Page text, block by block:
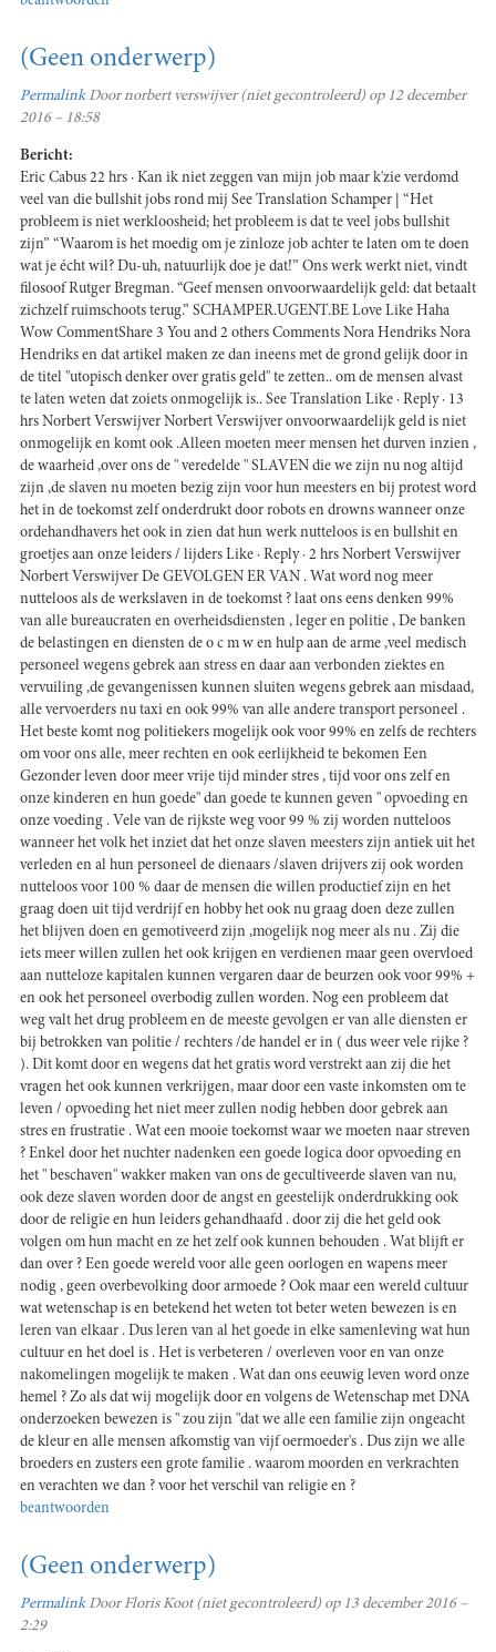
(Geen onderwerp)
PermalinkDoornorbert verswijver (niet gecontroleerd) op 12 december
2016 – 18:58
Bericht:
Eric Cabus 22 hrs · Kan ik niet zeggen van mijn job maar k'zie verdomd
veel van die bullshit jobs rond mij See Translation Schamper | “Het
probleem is niet werkloosheid; het probleem is dat te veel jobs bullshit
zijn” “Waarom is het moedig om je zinloze job achter te laten om te doen
wat je écht wil? Du-uh, natuurlijk doe je dat!” Ons werk werkt niet, vindt
filosoof Rutger Bregman. “Geef mensen onvoorwaardelijk geld: dat betaalt
zichzelf ruimschoots terug.” SCHAMPER.UGENT.BE Love Like Haha
Wow CommentShare 3 You and 2 others Comments Nora Hendriks Nora
Hendriks en dat artikel maken ze dan ineens met de grond gelijk door in
de titel "utopisch denker over gratis geld" te zetten.. om de mensen alvast
te laten weten dat zoiets onmogelijk is.. See Translation Like · Reply · 13
hrs Norbert Verswijver Norbert Verswijver onvoorwaardelijk geld is niet
onmogelijk en komt ook .Alleen moeten meer mensen het durven inzien ,
de waarheid ,over ons de " veredelde " SLAVEN die we zijn nu nog altijd
zijn ,de slaven nu moeten bezig zijn voor hun meesters en bij protest word
het in de toekomst zelf onderdrukt door robots en drowns wanneer onze
ordehandhavers het ook in zien dat hun werk nutteloos is en bullshit en
groetjes aan onze leiders / lijders Like · Reply · 2 hrs Norbert Verswijver
Norbert Verswijver De GEVOLGEN ER VAN . Wat word nog meer
nutteloos als de werkslaven in de toekomst ? laat ons eens denken 99%
van alle bureaucraten en overheidsdiensten , leger en politie , De banken
de belastingen en diensten de o c m w en hulp aan de arme ,veel medisch
personeel wegens gebrek aan stress en daar aan verbonden ziektes en
vervuiling ,de gevangenissen kunnen sluiten wegens gebrek aan misdaad,
alle vervoerders nu taxi en ook 99% van alle andere transport personeel .
Het beste komt nog politiekers mogelijk ook voor 99% en zelfs de rechters
om voor ons alle, meer rechten en ook eerlijkheid te bekomen Een
Gezonder leven door meer vrije tijd minder stres , tijd voor ons zelf en
onze kinderen en hun goede" dan goede te kunnen geven " opvoeding en
onze voeding . Vele van de rijkste weg voor 99 % zij worden nutteloos
wanneer het volk het inziet dat het onze slaven meesters zijn antiek uit het
verleden en al hun personeel de dienaars /slaven drijvers zij ook worden
nutteloos voor 100 % daar de mensen die willen productief zijn en het
graag doen uit tijd verdrijf en hobby het ook nu graag doen deze zullen
het blijven doen en gemotiveerd zijn ,mogelijk nog meer als nu . Zij die
iets meer willen zullen het ook krijgen en verdienen maar geen overvloed
aan nutteloze kapitalen kunnen vergaren daar de beurzen ook voor 99% +
en ook het personeel overbodig zullen worden. Nog een probleem dat
weg valt het drug probleem en de meeste gevolgen er van alle diensten er
bij betrokken van politie / rechters /de handel er in ( dus weer vele rijke ?
). Dit komt door en wegens dat het gratis word verstrekt aan zij die het
vragen het ook kunnen verkrijgen, maar door een vaste inkomsten om te
leven / opvoeding het niet meer zullen nodig hebben door gebrek aan
stres en frustratie . Wat een mooie toekomst waar we moeten naar streven
? Enkel door het nuchter nadenken een goede logica door opvoeding en
het " beschaven" wakker maken van ons de gecultiveerde slaven van nu,
ook deze slaven worden door de angst en geestelijk onderdrukking ook
door de religie en hun leiders gehandhaafd . door zij die het geld ook
volgen om hun macht en ze het zelf ook kunnen behouden . Wat blijft er
dan over ? Een goede wereld voor alle geen oorlogen en wapens meer
nodig , geen overbevolking door armoede ? Ook maar een wereld cultuur
wat wetenschap is en betekend het weten tot beter weten bewezen is en
leren van elkaar . Dus leren van al het goede in elke samenleving wat hun
cultuur en het doel is . Het is verbeteren / overleven voor en van onze
nakomelingen mogelijk te maken . Wat dan ons eeuwig leven word onze
hemel ? Zo als dat wij mogelijk door en volgens de Wetenschap met DNA
onderzoeken bewezen is " zou zijn "dat we alle een familie zijn ongeacht
de kleur en alle mensen afkomstig van vijf oermoeder's . Dus zijn we alle
broeders en zusters een grote familie . waarom moorden en verkrachten
en verachten we dan ? voor het verschil van religie en ?
beantwoorden
(Geen onderwerp)
PermalinkDoorFloris Koot (niet gecontroleerd) op 13 december 2016 –
2:29